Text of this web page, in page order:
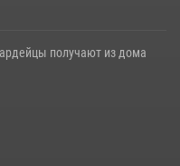
получают из дома